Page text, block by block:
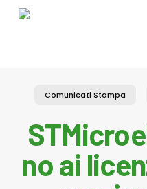
Skip
Comunicati Stampa
no ai